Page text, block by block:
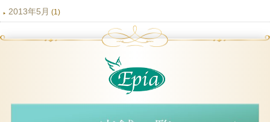
2013年5月 (1)